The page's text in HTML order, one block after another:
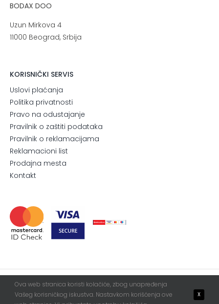
BODAX DOO
Uzun Mirkova 4
11000 Beograd, Srbija
KORISNIČKI SERVIS
Uslovi plaćanja
Politika privatnosti
Pravo na odustajanje
Pravilnik o zaštiti podataka
Pravilnik o reklamacijama
Reklamacioni list
Prodajna mesta
Kontakt
© 2026. All Rights Reserved.BlurWebServis
Ova web stranica koristi kolačiće, zbog unapređenja
Vašeg korisničkog iskustva. Nastavkom korišćenja ove
X